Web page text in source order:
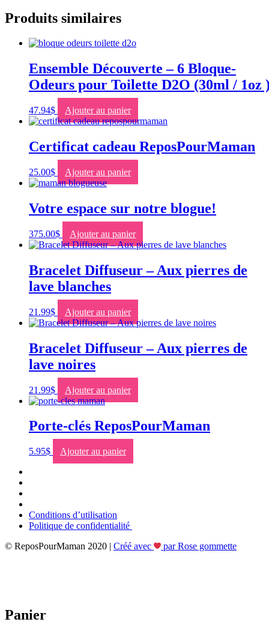
Produits similaires
Ensemble Découverte – 6 Bloque-
Odeurs pour Toilette D2O (30ml / 1oz
47.94$ Ajouter au panier
Certificat cadeau ReposPourMaman
25.00$ Ajouter au panier
Votre espace sur notre blogue!
375.00$ Ajouter au panier
Bracelet Diffuseur – Aux pierres de
lave blanches
21.99$ Ajouter au panier
Bracelet Diffuseur – Aux pierres de
lave noires
21.99$ Ajouter au panier
Porte-clés ReposPourMaman
5.95$ Ajouter au panier
Conditions d’utilisation
Politique de confidentialité
© ReposPourMaman 2020 | Créé avec par Rose gommette
Panier